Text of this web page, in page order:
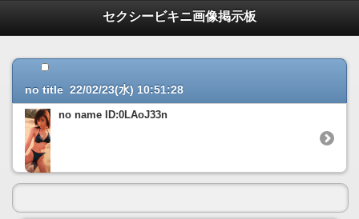
セクシービキニ画像掲示板
no title 22/02/23(水) 10:51:28
no name ID:0LAoJ33n